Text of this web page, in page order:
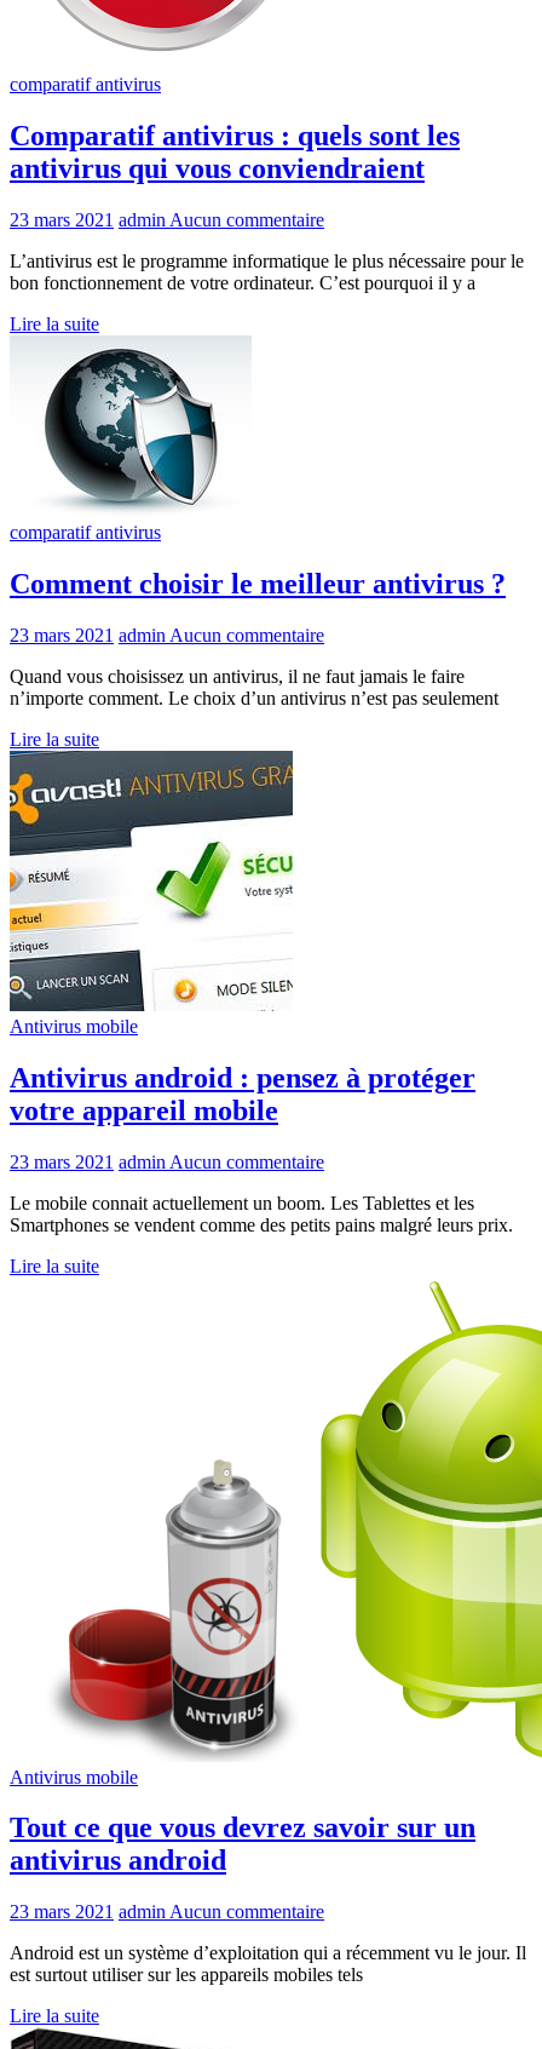
comparatif antivirus
Comparatif antivirus : quels sont les
antivirus qui vous conviendraient
23 mars 2021 admin Aucun commentaire
L’antivirus est le programme informatique le plus nécessaire pour le
bon fonctionnement de votre ordinateur. C’est pourquoi il y a
Lire la suite
comparatif antivirus
Comment choisir le meilleur antivirus ?
23 mars 2021 admin Aucun commentaire
Quand vous choisissez un antivirus, il ne faut jamais le faire
n’importe comment. Le choix d’un antivirus n’est pas seulement
Lire la suite
Antivirus mobile
Antivirus android : pensez à protéger
votre appareil mobile
23 mars 2021 admin Aucun commentaire
Le mobile connait actuellement un boom. Les Tablettes et les
Smartphones se vendent comme des petits pains malgré leurs prix.
Lire la suite
Antivirus mobile
Tout ce que vous devrez savoir sur un
antivirus android
23 mars 2021 admin Aucun commentaire
Android est un système d’exploitation qui a récemment vu le jour. Il
est surtout utiliser sur les appareils mobiles tels
Lire la suite